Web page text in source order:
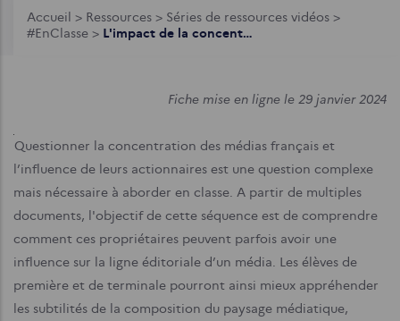
Fil
Accueil > Ressources > Séries de ressources vidéos >
#EnClasse > L'impact de la concentration des médias sur l'info
Fiche mise en ligne le 29 janvier 2024
Questionner la concentration des médias français et
l’influence de leurs actionnaires est une question complexe
mais nécessaire à aborder en classe. A partir de multiples
documents, l'objectif de cette séquence est de comprendre
comment ces propriétaires peuvent parfois avoir une
influence sur la ligne éditoriale d’un média. Les élèves de
première et de terminale pourront ainsi mieux appréhender
les subtilités de la composition du paysage médiatique,